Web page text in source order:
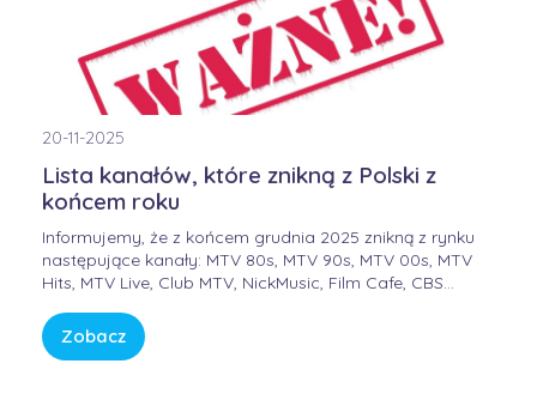
20-11-2025
Lista kanałów, które znikną z Polski z
końcem roku
Informujemy, że z końcem grudnia 2025 znikną z rynku
następujące kanały: MTV 80s, MTV 90s, MTV 00s, MTV
Hits, MTV Live, Club MTV, NickMusic, Film Cafe, CBS
nadawania kanału Polsat Comedy Central Extra – ten
pozostanie z nami jeszcze przez kolejny rok […]
Zobacz